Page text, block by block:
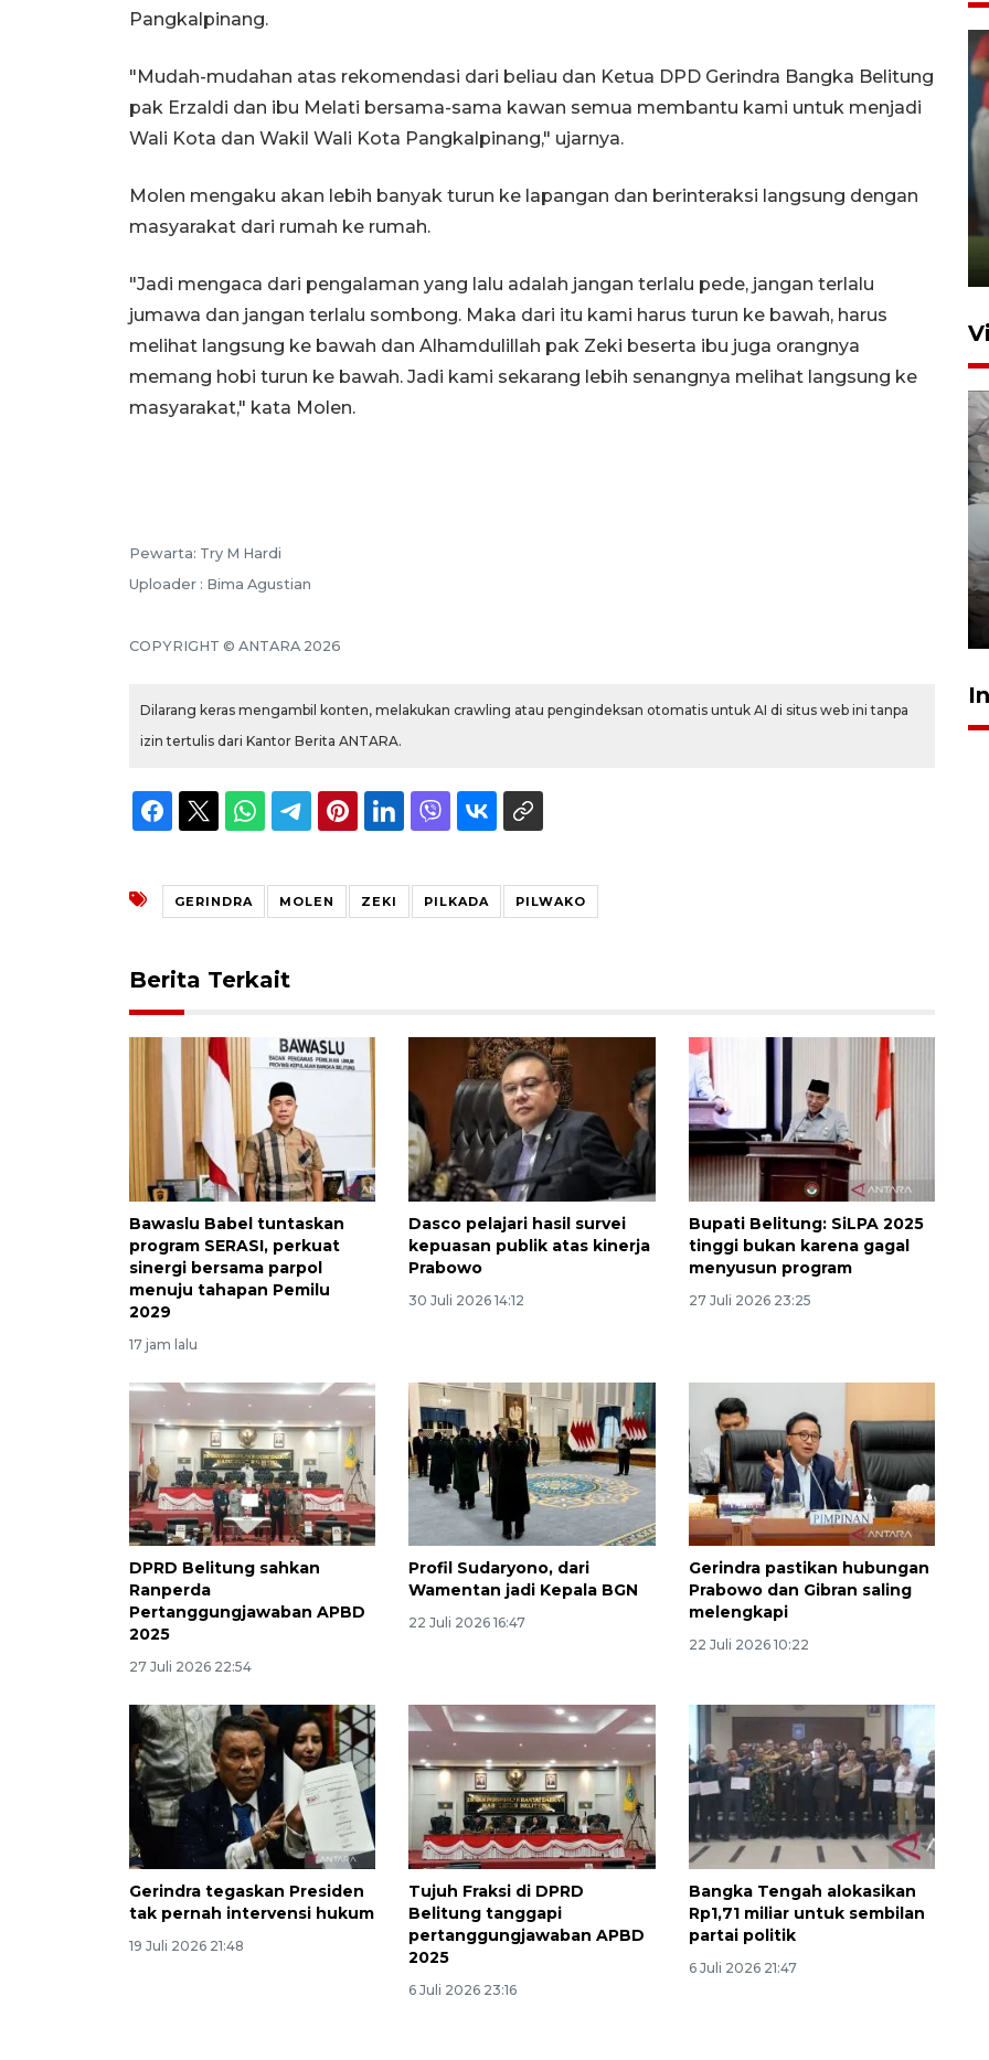
Pangkalpinang.
"Mudah-mudahan atas rekomendasi dari beliau dan Ketua DPD Gerindra Bangka Belitung
pak Erzaldi dan ibu Melati bersama-sama kawan semua membantu kami untuk menjadi
Wali Kota dan Wakil Wali Kota Pangkalpinang," ujarnya.
Molen mengaku akan lebih banyak turun ke lapangan dan berinteraksi langsung dengan
masyarakat dari rumah ke rumah.
"Jadi mengaca dari pengalaman yang lalu adalah jangan terlalu pede, jangan terlalu
jumawa dan jangan terlalu sombong. Maka dari itu kami harus turun ke bawah, harus
melihat langsung ke bawah dan Alhamdulillah pak Zeki beserta ibu juga orangnya
memang hobi turun ke bawah. Jadi kami sekarang lebih senangnya melihat langsung ke
masyarakat," kata Molen.
Pewarta: Try M Hardi
Uploader : Bima Agustian
COPYRIGHT © ANTARA 2026
Dilarang keras mengambil konten, melakukan crawling atau pengindeksan otomatis untuk AI di situs web ini tanpa
izin tertulis dari Kantor Berita ANTARA.
GERINDRA MOLEN ZEKI PILKADA PILWAKO
Berita Terkait
Bawaslu Babel tuntaskan
program SERASI, perkuat
sinergi bersama parpol
menuju tahapan Pemilu
2029
17 jam lalu
Dasco pelajari hasil survei
kepuasan publik atas kinerja
Prabowo
30 Juli 2026 14:12
Bupati Belitung: SiLPA 2025
tinggi bukan karena gagal
menyusun program
27 Juli 2026 23:25
DPRD Belitung sahkan
Ranperda
Pertanggungjawaban APBD
2025
27 Juli 2026 22:54
Profil Sudaryono, dari
Wamentan jadi Kepala BGN
22 Juli 2026 16:47
Gerindra pastikan hubungan
Prabowo dan Gibran saling
melengkapi
22 Juli 2026 10:22
Gerindra tegaskan Presiden
tak pernah intervensi hukum
19 Juli 2026 21:48
Tujuh Fraksi di DPRD
Belitung tanggapi
pertanggungjawaban APBD
2025
6 Juli 2026 23:16
Bangka Tengah alokasikan
Rp1,71 miliar untuk sembilan
partai politik
6 Juli 2026 21:47
KemenHAM Babel Jalin Kerja
Ekspedisi Rupiah Berdaulat
2026 sambangi Papua
2026-08-06 13:15:00